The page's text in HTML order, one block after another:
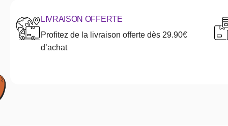
LIVRAISON OFFERTE
Profitez de la livraison offerte dès 29.90€
d’achat